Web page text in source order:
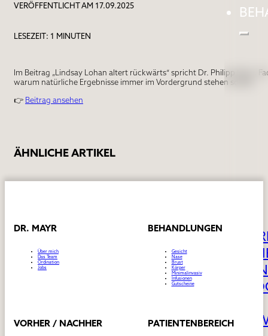
VERÖFFENTLICHT AM 17.09.2025
LESEZEIT: 1 MINUTEN
Im Beitrag „Lindsay Lohan altert rückwärts“ spricht Dr. Philipp Mayr,
warum natürliche Ergebnisse immer im Vordergrund stehen sollten.
👉 Beitrag ansehen
ÄHNLICHE ARTIKEL
DR. MAYR
Über mich
Das Team
Ordination
Jobs
BEHANDLUNGEN
Gesicht
Nase
Brust
Körper
Minimalinvasiv
Infusionen
Gutscheine
VORHER / NACHHER PATIENTENBEREICH